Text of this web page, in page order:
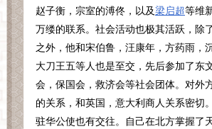
赵子衡，宗室的溥佟，以及梁启超等维
万缕的联系。社会活动也极其活跃，除
之外，他和宋伯鲁，汪康年，方药雨，
大刀王五等人也是至交，先后参加了东
会，保国会，救济会等社会团体。对外
的关系，和英国，意大利商人关系密切
驻华公使也有交往。自己在北方掌握了